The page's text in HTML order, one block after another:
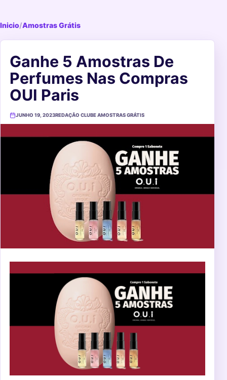
Inicio/Amostras Grátis
Ganhe 5 Amostras De
Perfumes Nas Compras
OUI Paris
JUNHO 19, 2023REDAÇÃO CLUBE AMOSTRAS GRÁTIS